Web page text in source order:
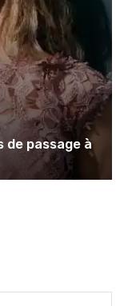
de passage à